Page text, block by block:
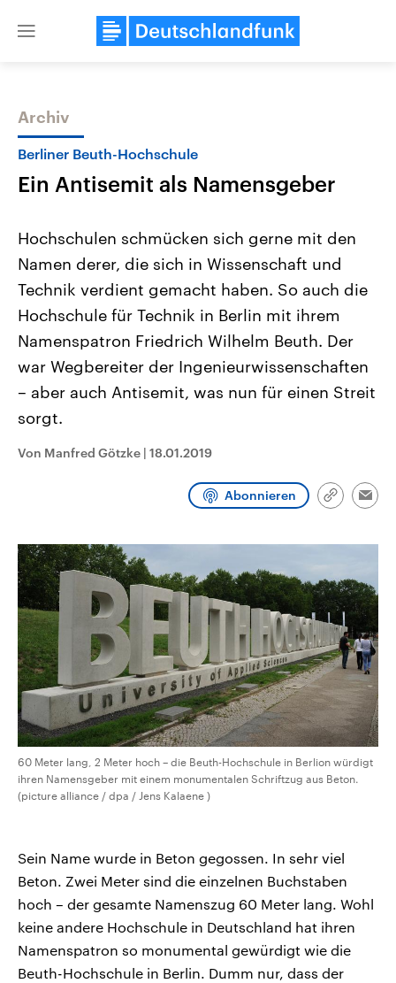
Close
Themen
Landtagswahl Sachsen-Anhalt
2026
Alle Informationen
Sachsen-Anhalt wählt am 6.
September 2026 einen neuen
Landtag. Seit 2021 wird das
Bundesland von einer Koalition aus
Umfragen, Prognosen,
und Hintergründe zu den Parteien
und Kandidaten der anstehenden
USA
Aktuelle Beiträge,
Hintergründe
Wirtschaftlich und
gehören die Vereinigten
mit großem Einfluss auf
Sendungen Programm
Archiv
Berliner Beuth-Hochschule
Ein Antisemit als Namensgeber
Hochschulen schmücken sich gerne mit den
Namen derer, die sich in Wissenschaft und
Technik verdient gemacht haben. So auch die
Hochschule für Technik in Berlin mit ihrem
Namenspatron Friedrich Wilhelm Beuth. Der
war Wegbereiter der Ingenieurwissenschaften
– aber auch Antisemit, was nun für einen Streit
sorgt.
Von Manfred Götzke | 18.01.2019
Abonnieren
Link
60 Meter lang, 2 Meter hoch – die Beuth-Hochschule in Berlion würdigt
ihren Namensgeber mit einem monumentalen Schriftzug aus Beton.
(picture alliance / dpa / Jens Kalaene )
Sein Name wurde in Beton gegossen. In sehr viel
Beton. Zwei Meter sind die einzelnen Buchstaben
hoch – der gesamte Namenszug 60 Meter lang. Wohl
keine andere Hochschule in Deutschland hat ihren
Namenspatron so monumental gewürdigt wie die
Beuth-Hochschule in Berlin. Dumm nur, dass der